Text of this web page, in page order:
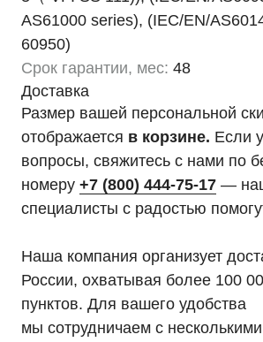
AS61000 series), (IEC/EN/
60950)
Срок гарантии, мес: 48
Доставка
Размер вашей персональной
отображается в корзине. Если
вопросы, свяжитесь с нами по
номеру +7 (800) 444-75-17 —
специалисты с радостью
Наша компания организует
России, охватывая более 100
пунктов. Для вашего удобства
мы сотрудничаем с несколькими